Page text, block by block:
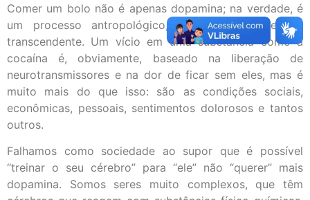
Comer um bolo não é apenas dopamina; na verdade, é
um processo antropológico, ético, emotivo e até
transcendente. Um vício em uma substância como a
cocaína é, obviamente, baseado na liberação de
neurotransmissores e na dor de ficar sem eles, mas é
muito mais do que isso: são as condições sociais,
econômicas, pessoais, sentimentos dolorosos e tantos
outros.
Falhamos como sociedade ao supor que é possível
“treinar o seu cérebro” para “ele” não “querer” mais
dopamina. Somos seres muito complexos, que têm